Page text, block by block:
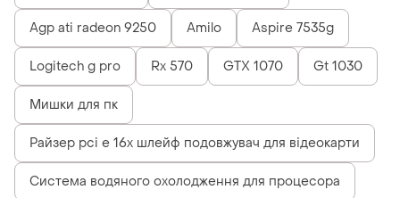
Agp ati radeon 9250 Amilo Aspire 7535g
Logitech g pro Rx 570 GTX 1070 Gt 1030
Мишки для пк
Райзер pci e 16x шлейф подовжувач для відеокарти
Система водяного охолодження для процесора